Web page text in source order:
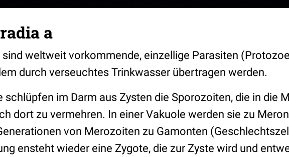
a
weltweit vorkommende, einzellige Parasiten
durch verseuchtes Trinkwasser übertragen werden.
schlüpfen im Darm aus Zysten die Sporozoiten, die in die
dort zu vermehren. In einer Vakuole werden sie zu
von Merozoiten zu Gamonten
ensteht wieder eine Zygote, die zur Zyste wird und